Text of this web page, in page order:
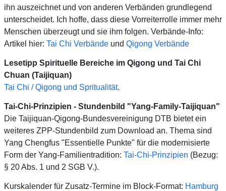
ihn auszeichnet und von anderen Verbänden grundlegend
unterscheidet. Ich hoffe, dass diese Vorreiterrolle immer mehr
Menschen überzeugt und sie ihm folgen. Verbände-Info:
Artikel hier: Tai Chi Verbände und Qigong Verbände
Lesetipp Spirituelle Bereiche im Qigong und Tai Chi
Chuan (Taijiquan)
Tai Chi / Qigong und Spritualität.
Tai-Chi-Prinzipien - Stundenbild "Yang-Family-Taijiquan"
Die Taijiquan-Qigong-Bundesvereinigung DTB bietet ein
weiteres ZPP-Stundenbild zum Download an. Thema sind
Yang Chengfus "Essentielle Punkte" für die modernisierte
Form der Yang-Familientradition: Tai-Chi-Prinzipien (Bezug:
§ 20 Abs. 1 und 2 SGB V.).
Kurskalender für Zusatz-Termine im Block-Format: Hamburg